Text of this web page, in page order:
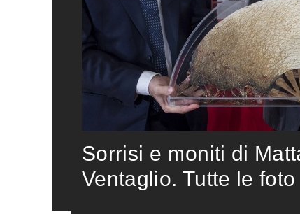
Sorrisi e moniti di
Ventaglio. Tutte le foto